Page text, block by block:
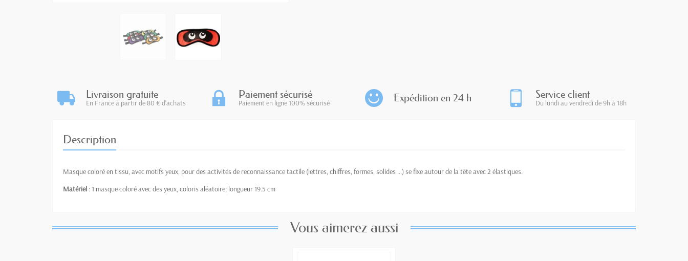
Livraison gratuite
En France à partir de 80 € d'achats
Paiement sécurisé
Paiement en ligne 100% sécurisé Expédition en 24 h Service client
Du lundi au vendredi de 9h à 18h
Description
Masque coloré en tissu, avec motifs yeux, pour des activités de reconnaissance tactile (lettres, chiffres, formes, solides ...) se fixe autour de la tête avec 2 élastiques.
Matériel : 1 masque coloré avec des yeux, coloris aléatoire; longueur 19.5 cm
Vous aimerez aussi